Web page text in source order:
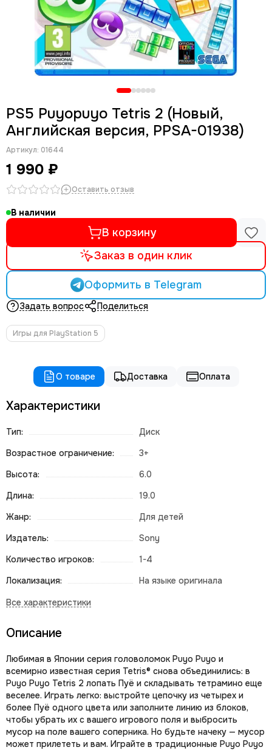
PS5 Puyopuyo Tetris 2 (Новый,
Английская версия, PPSA-01938)
Артикул: 01644
1 990 ₽
Оставить отзыв
В наличии
В корзину
Заказ в один клик
Оформить в Telegram
Задать вопрос Поделиться
Игры для PlayStation 5
О товаре Доставка Оплата
Характеристики
Тип:
Диск
Возрастное ограничение:
3+
Высота:
6.0
Длина:
19.0
Жанр:
Для детей
Издатель:
Sony
Количество игроков:
1-4
Локализация:
На языке оригинала
Описание
Любимая в Японии серия головоломок Puyo Puyo и
всемирно известная серия Tetris® снова объединились: в
Puyo Puyo Tetris 2 лопать Пуё и складывать тетрамино еще
веселее. Играть легко: выстройте цепочку из четырех и
более Пуё одного цвета или заполните линию из блоков,
чтобы убрать их с вашего игрового поля и выбросить
мусор на поле вашего соперника. Но будьте начеку — мусор
может прилететь и вам. Играйте в традиционные Puyo Puyo